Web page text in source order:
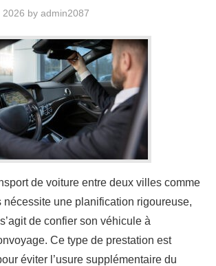
2026 byadmin2087
de voiture entre deux villes comme
nécessite une planification rigoureuse,
de confier son véhicule à
Ce type de prestation est
éviter l’usure supplémentaire du